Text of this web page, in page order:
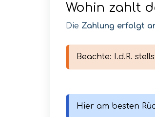
Wohin zahlt
Die Zahlung erfolgt
Beachte: I.d.R.
Hier am besten